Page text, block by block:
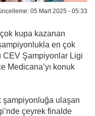
05 Mart 2025 - 05:33
kupa kazanan
en çok
CEV Şampiyonlar Ligi
Medicana’yı konuk
şampiyonluğa ulaşan
çeyrek finalde